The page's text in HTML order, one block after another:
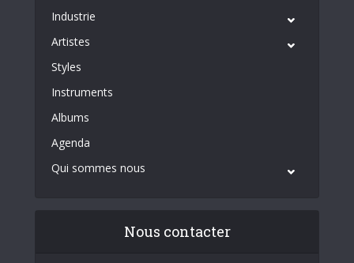
Industrie
Artistes
Styles
Instruments
Albums
Agenda
Qui sommes nous
Nous contacter